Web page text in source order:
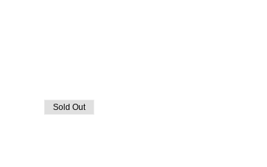
Sold Out